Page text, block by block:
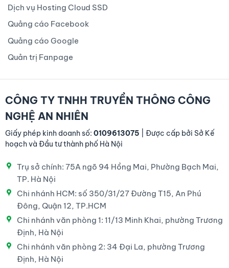
Dịch vụ Hosting Cloud SSD
Quảng cáo Facebook
Quảng cáo Google
Quản trị Fanpage
CÔNG TY TNHH TRUYỀN THÔNG CÔNG
NGHỆ AN NHIÊN
Giấy phép kinh doanh số: 0109613075 | Được cấp bởi Sở Kế
hoạch và Đầu tư thành phố Hà Nội
Trụ sở chính: 75A ngõ 94 Hồng Mai, Phường Bạch Mai,
TP. Hà Nội
Chi nhánh HCM: số 350/31/27 Đường T15, An Phú
Đông, Quận 12, TP.HCM
Chi nhánh văn phòng 1: 11/13 Minh Khai, phường Trương
Định, Hà Nội
Chi nhánh văn phòng 2: 34 Đại La, phường Trương
Định, Hà Nội